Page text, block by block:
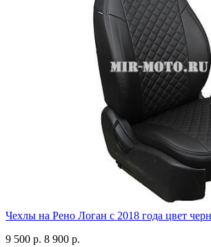
Чехлы на Рено Логан с 2018 года цвет
9 500 р. 8 900 р.